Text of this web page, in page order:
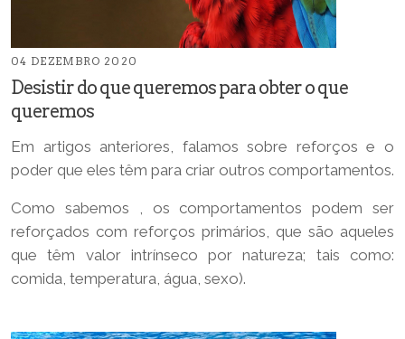
04 DEZEMBRO 2020
Desistir do que queremos para obter o que
queremos
Em artigos anteriores, falamos sobre reforços e o
poder que eles têm para criar outros comportamentos.
Como sabemos , os comportamentos podem ser
reforçados com reforços primários, que são aqueles
que têm valor intrínseco por natureza; tais como:
comida, temperatura, água, sexo).